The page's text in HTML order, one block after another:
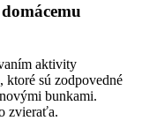
aktivity
sú zodpovedné
bunkami.
zvieraťa.